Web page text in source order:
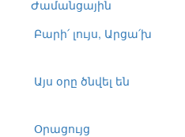
Ժամանցային
Բարի՛ լույս, Արցա՛խ
Այս օրը ծնվել են
Օրացույց